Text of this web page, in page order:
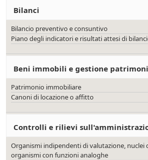
Bilanci
Bilancio preventivo e consuntivo
Piano degli indicatori e risultati attesi di
Beni immobili e gestione
Patrimonio immobiliare
Canoni di locazione o affitto
Controlli e rilievi
Organismi indipendenti di valutazione, nuclei
organismi con funzioni analoghe